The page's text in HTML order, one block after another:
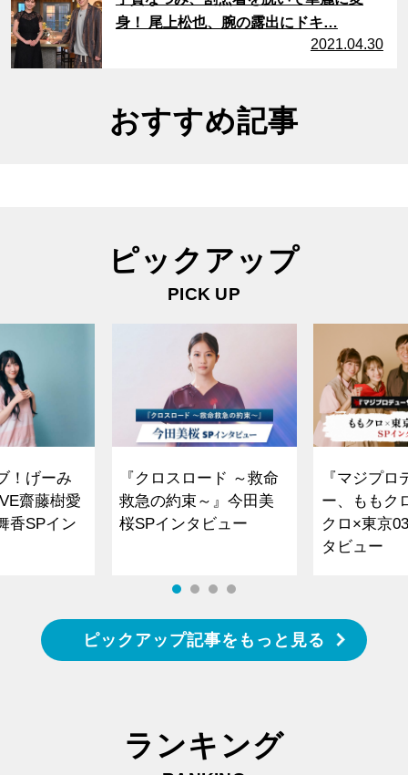
身！ 尾上松也、腕の露出にドキ…
2021.04.30
おすすめ記事
ピックアップ
PICK UP
！げーみ
齋藤樹愛
香SPイン
『クロスロード ～救命
救急の約束～』今田美
桜SPインタビュー
『マジプロ
ー、ももク
クロ×東京
タビュー
ピックアップ記事をもっと見る
ランキング